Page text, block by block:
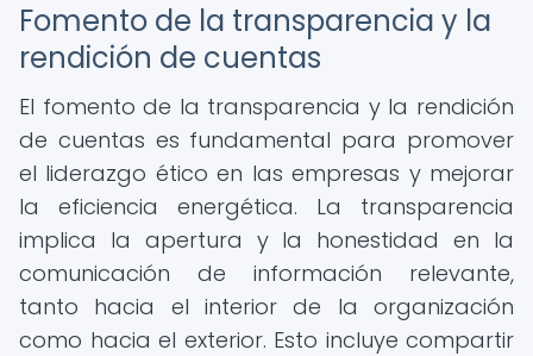
Fomento de la transparencia y la
rendición de cuentas
El fomento de la transparencia y la rendición
de cuentas es fundamental para promover
el liderazgo ético en las empresas y mejorar
la eficiencia energética. La transparencia
implica la apertura y la honestidad en la
comunicación de información relevante,
tanto hacia el interior de la organización
como hacia el exterior. Esto incluye compartir